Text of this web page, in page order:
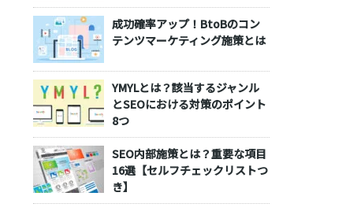
成功確率アップ！BtoBのコン
テンツマーケティング施策とは
YMYLとは？該当するジャンル
とSEOにおける対策のポイント
8つ
SEO内部施策とは？重要な項目
16選【セルフチェックリストつ
き】